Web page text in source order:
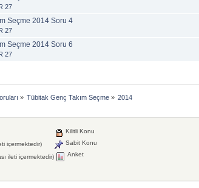
27
Seçme 2014 Soru 4
27
Seçme 2014 Soru 6
27
» Tübitak Genç Takım Seçme » 2014
içermektedir)
ileti içermektedir)
Kilitli Konu
Sabit Konu
Anket